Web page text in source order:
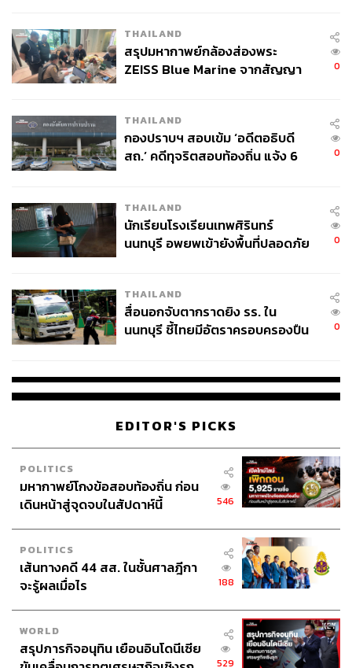
THAILAND
สรุปมหากาพย์กล้องส่องพระ
ZEISS Blue Marine จากสัญญา
จ่ายหนี้-แอบระบุแบรนด์
0
THAILAND
กองปราบฯ สอบเข้ม ‘อดีตอธิบดี
สถ.’ คดีทุจริตสอบท้องถิ่น แจ้ง 6
0
THAILAND
นักเรียนโรงเรียนเทพศิรินทร์
นนทบุรี อพยพเข้ายังพื้นที่ปลอดภัย
0
THAILAND
สื่อนอกจับตากราดยิง รร. ใน
นนทบุรี ชี้ไทยมีอัตราครอบครองปืน
0
EDITOR'S PICKS
POLITICS
มหากาพย์โกงข้อสอบท้องถิ่น ก่อน
เดินหน้าสู่จุดจบในสัปดาห์นี้
546
POLITICS
เส้นทางคดี 44 สส. ในชั้นศาลฎีกา
จะรู้ผลเมื่อไร
188
WORLD
สรุปภารกิจอนุทิน เยือนอินโดนีเซีย
529